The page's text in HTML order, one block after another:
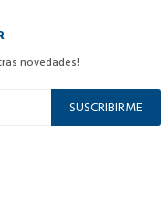
novedades!
SUSCRIBIRME